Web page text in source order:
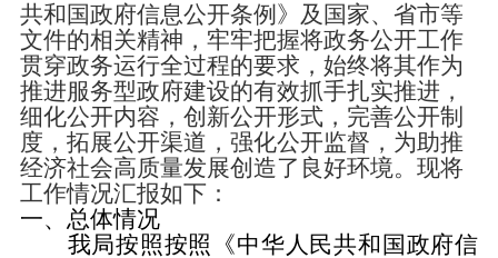
共和国政府信息公开条例》及 国家、省市等
文件的相关精神， 牢牢把握将政务公开工作
贯穿政务运行全过程的要求，始终将其作为
推进服务型政府建设的有效抓手扎实推进，
细化公开内容，创新公开形式，完善公开制
度，拓展公开渠道，强化公开监督，为助推
经济社会高质量发展创造了良好环境。 现将
工作情况汇报如下：
一、总体情况
我局按照按照《中华人民共和国政府信